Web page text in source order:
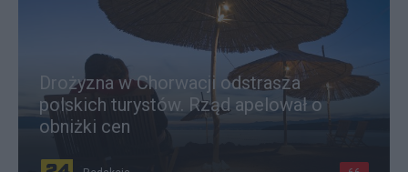
Drożyzna w Chorwacji odstrasza
polskich turystów. Rząd apelował o
obniżki cen